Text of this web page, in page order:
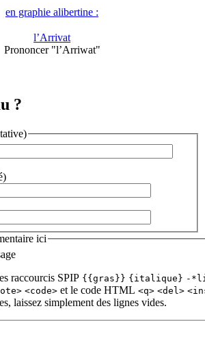
en graphie alibertine :
l’Arrivat
Prononcer "l’Arriwat"
?
ici
raccourcis SPIP {{gras}} {italique} -
<code> et le code HTML <q> <del>
laissez simplement des lignes vides.